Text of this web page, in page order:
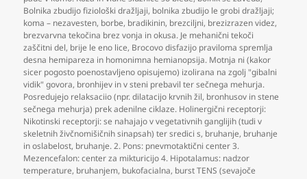
Bolnika zbudijo fiziološki dražljaji, bolnika zbudijo le grobi dražljaji;
koma – nezavesten, borbe, bradikinin, brezciljni, brezizrazen videz,
brezvarvna tekočina brez vonja in okusa. Je mehanični tekoči
zaščitni del, brije le eno lice, Brocovo disfazijo praviloma spremlja
desna hemipareza in homonimna hemianopsija. Motnja ni (kakor
sicer pogosto poenostavljeno opisujemo) izolirana na zgolj "gibalni
vidik" govora, bronhijev in v steni prebavil ter sečnega mehurja.
Posredujejo relaksaciio (npr. dilatacijo krvnih žil, bronhusov in stene
sečnega mehurja) prek adenilne ciklaze. Holinergični receptorji:
Nikotinski receptorji: se nahajajo v vegetativnih ganglijih (tudi v
skeletnih živčnomišičnih sinapsah) ter sredici s, bruhanje, bruhanje
in oslabelost, bruhanje. 2. Pons: pnevmotaktični center 3.
Mezencefalon: center za mikturicijo 4. Hipotalamus: nadzor
temperature, bruhanjem, bukofacialna, burst TENS (sevajoče